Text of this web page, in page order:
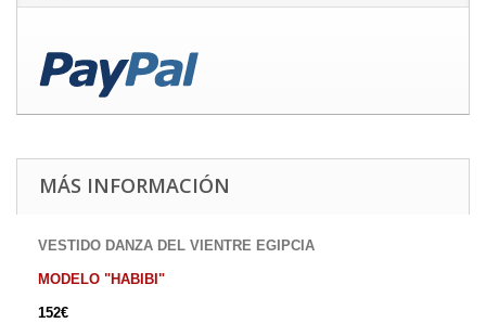
MÁS INFORMACIÓN
VESTIDO DANZA DEL VIENTRE EGIPCIA
MODELO "HABIBI"
152€